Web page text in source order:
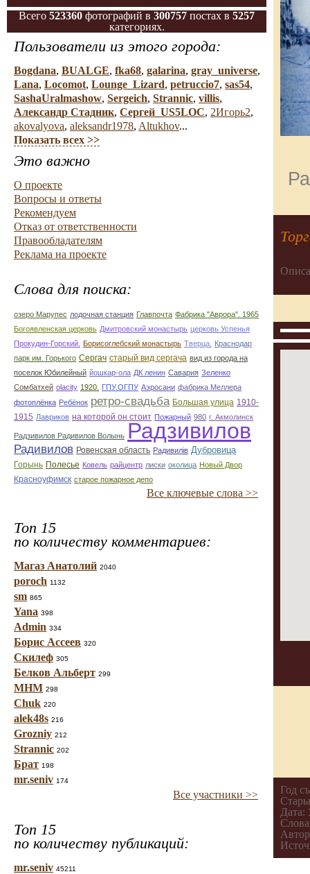
Всего 523360 фотографий в 300757 постах в 5257
категориях.
Пользователи из этого города:
Bogdana, BUALGE, fka68, galarina, gray_universe,
Lana, Locomot, Lounge_Lizard, petruccio7, sas54,
SashaUralmashow, Sergeich, Strannic, villis,
Александр Стадник, Сергей_US5LOC, 2Игорь2,
akovalyova, aleksandr1978, Altukhov...
Показать всех >>
Это важно
О проекте
Вопросы и ответы
Рекомендуем
Отказ от ответственности
Правообладателям
Реклама на проекте
Слова для поиска:
озеро Марупес лодочная станция Главпочта Фабрика "Аврора". 1965
Богоявленская церковь Дмитровский монастырь церковь Успенья
Прокудин-Горский. Борисоглебский монастырь Тверца.
Краснодар
парк им. Горького Сергач старый вид сергача вид из города на
поселок Юбилейный йошкар-ола ДК ленин Савария Зеленко
Сомбатхей olacity 1920. ГПУ.ОГПУ Аэросани фабрика Меллера
фотоплёнка Ребёнок ретро-свадьба Большая улица 1910-
1915 Лавриков на которой он стоит Пожарный 980 г. Акмолинск
Радзивилов Радивилов Волынь Радзивилов
Радивилов Ровенская область Радивилiв Дубровица
Горынь Полесье Ковель райцентр лиски околица Новый Двор
Красноуфимск старое пожарное депо
Все ключевые слова >>
Топ 15
по количеству комментариев:
Магаз Анатолий 2040
poroch 1132
sm 865
Yana 398
Admin 334
Борис Ассеев 320
Скилеф 305
Белков Альберт 299
МНМ 298
Chuk 220
alek48s 216
Grozniy 212
Strannic 202
Брат 198
mr.seniv 174
Все участники >>
Топ 15
по количеству публикаций:
mr.seniv 45211
Год
Дата: